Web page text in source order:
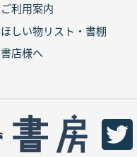
ご利用案内
ほしい物リスト・書棚
書店様へ